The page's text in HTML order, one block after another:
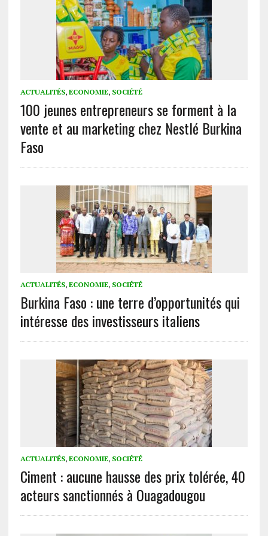
ACTUALITÉS, ECONOMIE, SOCIÉTÉ
100 jeunes entrepreneurs se forment à la
vente et au marketing chez Nestlé Burkina
Faso
ACTUALITÉS, ECONOMIE, SOCIÉTÉ
Burkina Faso : une terre d’opportunités qui
intéresse des investisseurs italiens
ACTUALITÉS, ECONOMIE, SOCIÉTÉ
Ciment : aucune hausse des prix tolérée, 40
acteurs sanctionnés à Ouagadougou